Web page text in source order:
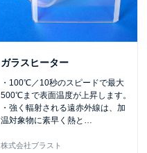
ガラスヒーター
・100℃／10秒のスピードで最大
500℃まで表面温度が上昇します。
・強く輻射される遠赤外線は、加
温対象物に素早く熱と …
株式会社ブラスト